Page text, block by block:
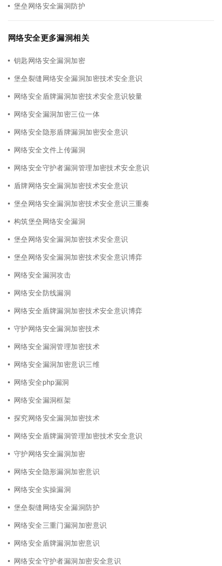
堡垒网络安全漏洞防护
网络安全更多漏洞相关
钥匙网络安全漏洞加密
堡垒裂缝网络安全漏洞加密技术安全意识
网络安全盾牌漏洞加密技术安全意识较量
网络安全漏洞加密三位一体
网络安全隐形盾牌漏洞加密安全意识
网络安全文件上传漏洞
网络安全守护者漏洞管理加密技术安全意识
盾牌网络安全漏洞加密技术安全意识
堡垒网络安全漏洞加密技术安全意识三重奏
构筑堡垒网络安全漏洞
堡垒网络安全漏洞加密技术安全意识
堡垒网络安全漏洞加密技术安全意识博弈
网络安全漏洞攻击
网络安全防线漏洞
网络安全盾牌漏洞加密技术安全意识博弈
守护网络安全漏洞加密技术
网络安全漏洞管理加密技术
网络安全漏洞加密意识三维
网络安全php漏洞
网络安全漏洞框架
探究网络安全漏洞加密技术
网络安全盾牌漏洞管理加密技术安全意识
守护网络安全漏洞加密
网络安全隐形漏洞加密意识
网络安全实操漏洞
堡垒裂缝网络安全漏洞防护
网络安全三重门漏洞加密意识
网络安全盾牌漏洞加密意识
网络安全守护者漏洞加密安全意识